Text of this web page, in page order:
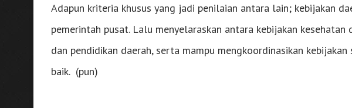
Adapun kriteria khusus yang jadi penilaian antara lain; kebijakan
pemerintah pusat. Lalu menyelaraskan antara kebijakan kesehatan
dan pendidikan daerah, serta mampu mengkoordinasikan
baik. (pun)